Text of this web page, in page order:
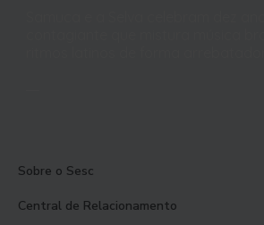
Sobre o Sesc
Central de Relacionamento